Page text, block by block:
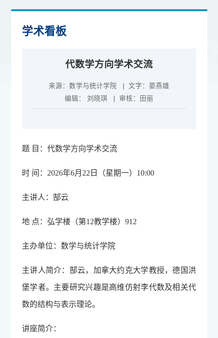
学术看板
代数学方向学术交流
来源： 数学与统计学院 | 文字： 晏燕雄
编辑：
刘晓琪 | 审核： 田丽
题 目：代数学方向学术交流
时 间：2026年6月22日（星期一）10:00
主讲人：郜云
地 点：弘学楼（第12教学楼）912
主办单位：数学与统计学院
主讲人简介：郜云，加拿大约克大学教授，德国洪
堡学者。主要研究兴趣是高维仿射李代数及相关代
数的结构与表示理论。
讲座简介：